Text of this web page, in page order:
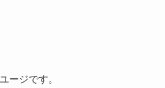
ージです。